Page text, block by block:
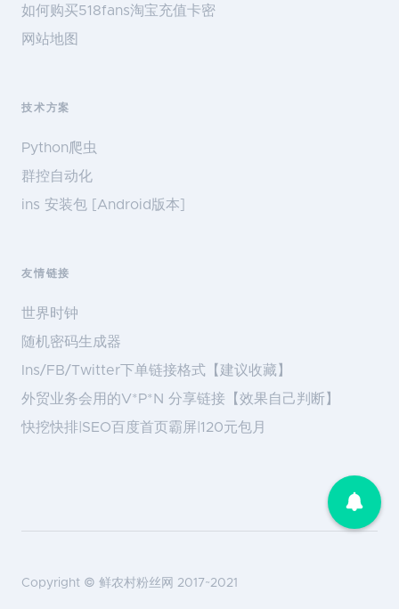
如何购买518fans淘宝充值卡密
网站地图
技术方案
Python爬虫
群控自动化
ins 安装包 [Android版本]
友情链接
世界时钟
随机密码生成器
Ins/FB/Twitter下单链接格式【建议收藏】
外贸业务会用的V*P*N 分享链接【效果自己判断】
快挖快排|SEO百度首页霸屏|120元包月
Copyright © 鲜农村粉丝网 2017~2021